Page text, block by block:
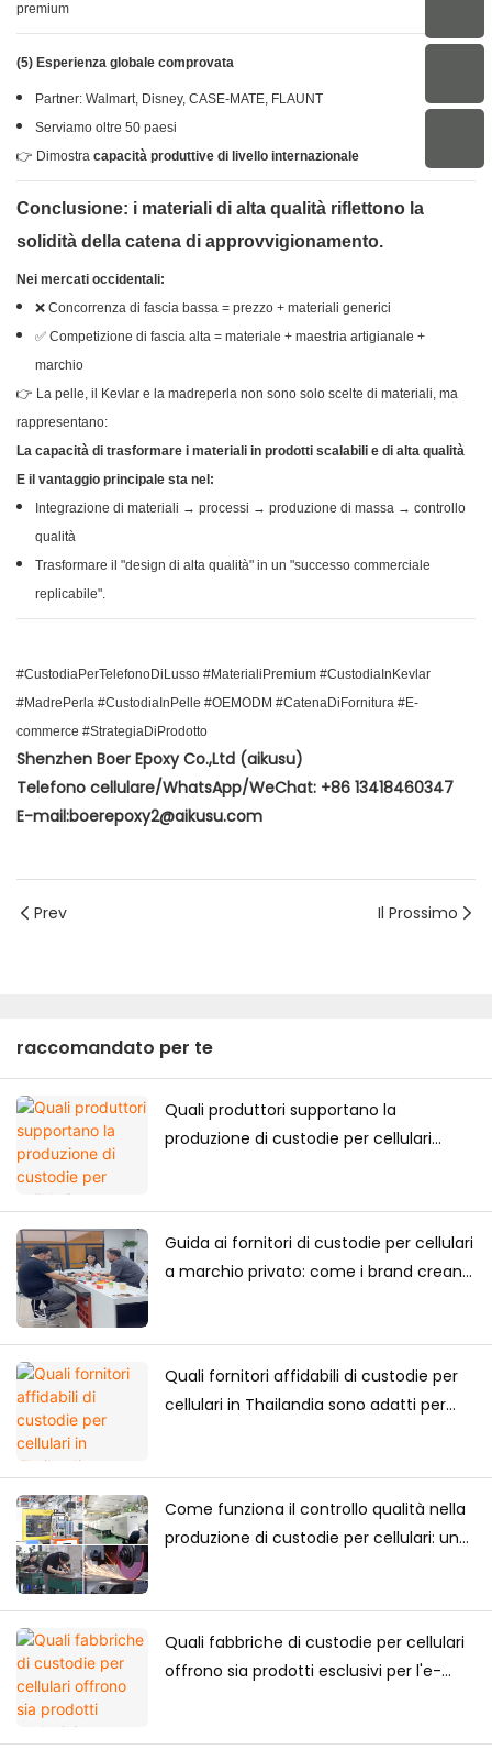
premium
(5) Esperienza globale comprovata
Partner: Walmart, Disney, CASE-MATE, FLAUNT
Serviamo oltre 50 paesi
👉 Dimostra capacità produttive di livello internazionale
Conclusione: i materiali di alta qualità riflettono la
solidità della catena di approvvigionamento.
Nei mercati occidentali:
❌ Concorrenza di fascia bassa = prezzo + materiali generici
✅ Competizione di fascia alta = materiale + maestria artigianale +
marchio
👉 La pelle, il Kevlar e la madreperla non sono solo scelte di materiali, ma
rappresentano:
La capacità di trasformare i materiali in prodotti scalabili e di alta qualità
E il vantaggio principale sta nel:
Integrazione di materiali → processi → produzione di massa → controllo
qualità
Trasformare il "design di alta qualità" in un "successo commerciale
replicabile".
#CustodiaPerTelefonoDiLusso #MaterialiPremium #CustodiaInKevlar
#MadrePerla #CustodiaInPelle #OEMODM #CatenaDiFornitura #E-
commerce #StrategiaDiProdotto
Shenzhen Boer Epoxy Co.,Ltd (aikusu)
Telefono cellulare/WhatsApp/WeChat: +86 13418460347
E-mail:boerepoxy2@aikusu.com
Prev Il Prossimo
raccomandato per te
Quali produttori supportano la
produzione di custodie per cellulari
Guida ai fornitori di custodie per cellulari
a marchio privato: come i brand creano
Quali fornitori affidabili di custodie per
cellulari in Thailandia sono adatti per
Come funziona il controllo qualità nella
produzione di custodie per cellulari: una
Quali fabbriche di custodie per cellulari
offrono sia prodotti esclusivi per l'e-